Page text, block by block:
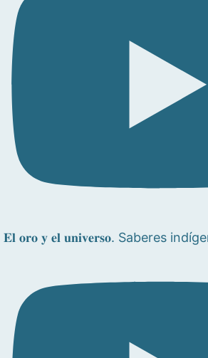
𝐄𝐥 𝐨𝐫𝐨 𝐲 𝐞𝐥 𝐮𝐧𝐢𝐯𝐞𝐫𝐬𝐨. Saberes